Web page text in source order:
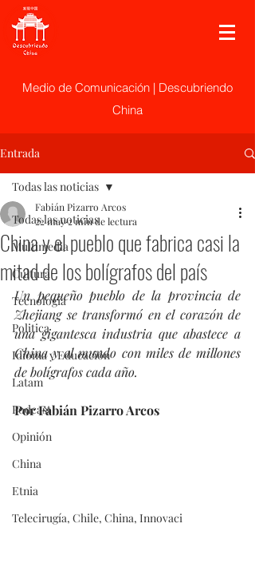
Medio de Comunicación | Descubriendo
China
Entrada
Todas las noticias
Multimedia
Cultura
Tecnología
Politica
Idioma y Educación
Latam
Podcast
Opinión
China
Etnia
Telecirugía, Chile, China, Innovaci
Todas las noticias
China y el pueblo que fabrica casi la
mitad de los bolígrafos del país
Fabián Pizarro Arcos
22 may2 min de lectura
Un pequeño pueblo de la provincia de
Zhejiang se transformó en el corazón de
una gigantesca industria que abastece a
China y al mundo con miles de millones
de bolígrafos cada año.
Por Fabián Pizarro Arcos